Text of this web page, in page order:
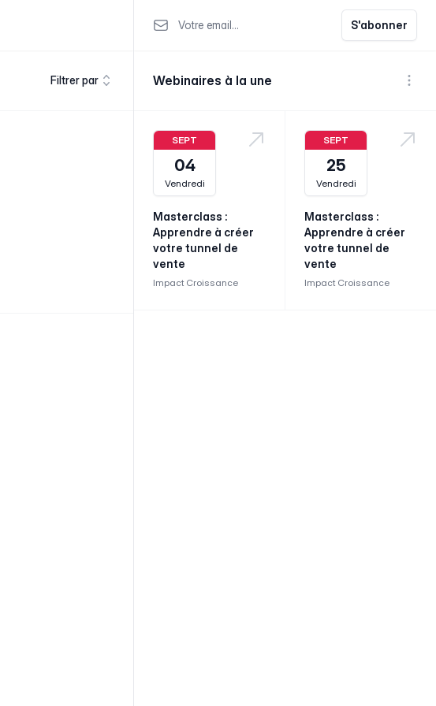
Filtrer par
Votre email S'abonner
Webinaires à la une
Voir
SEPT
04
Vendredi
Masterclass :
Apprendre à créer
votre tunnel de
vente
Impact Croissance
SEPT
25
Vendredi
Masterclass :
Apprendre à créer
votre tunnel de
vente
Impact Croissance